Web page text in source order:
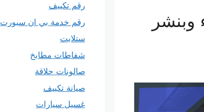
وبنشر
رقم تكييف
رقم خدمة بي ان سبورت
ستلايت
شفاطات مطابخ
صالونات حلاقة
صيانة تكييف
غسيل سيارات